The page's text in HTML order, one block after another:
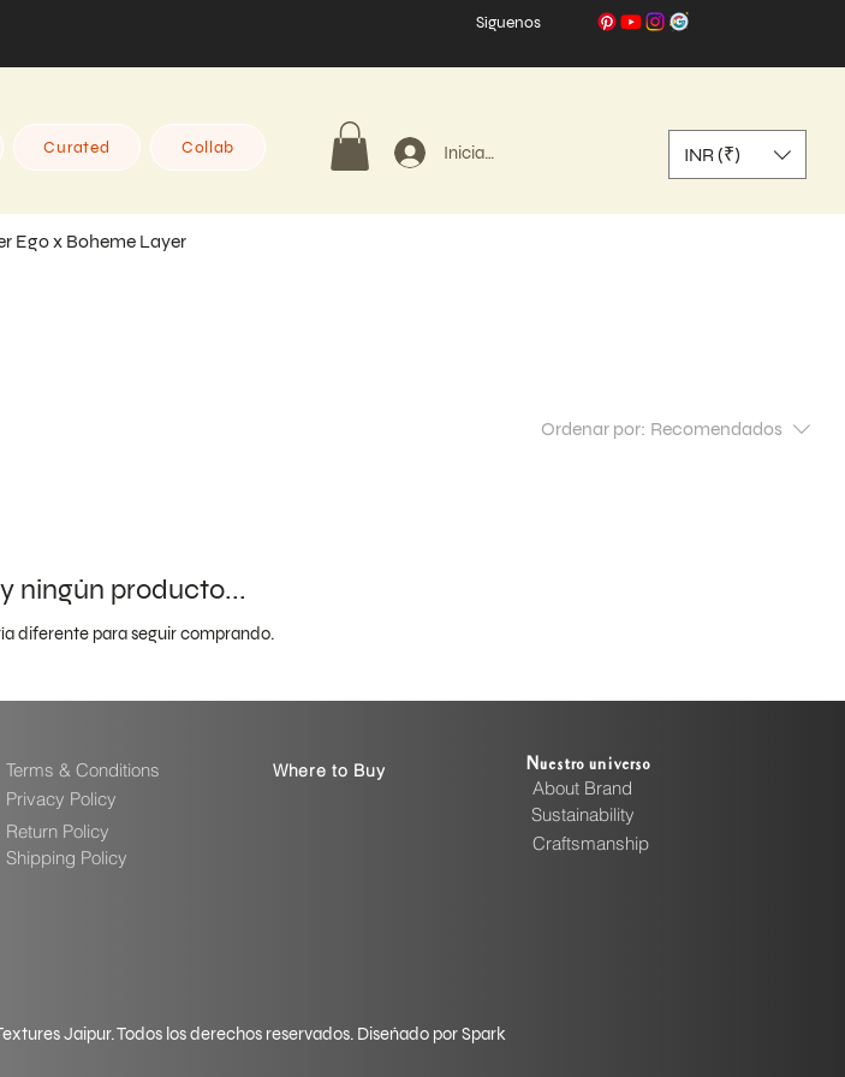
Síguenos
Curated Collab Iniciar sesión INR (₹)
Ego x Boheme Layer
Ordenar por: Recomendados
ningún producto...
diferente para seguir comprando.
Terms & Conditions
Privacy Policy
Return Policy
Shipping Policy
Where to Buy Nuestro universo
About Brand
Sustainability
Craftsmanship
Jaipur. Todos los derechos reservados. Diseñado por Spark